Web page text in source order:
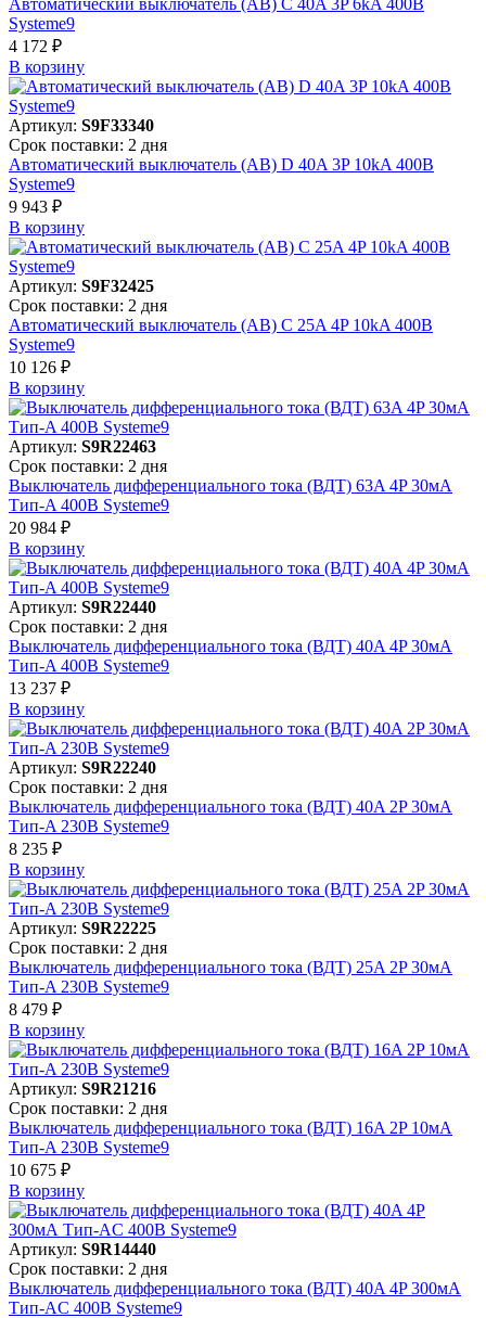
Systeme9
4 172 ₽
В корзинy
Артикул: S9F33340
Срок поставки: 2 дня
Автоматический выключатель (АВ) D 40A 3P 10kA 400В
Systeme9
9 943 ₽
В корзинy
Артикул: S9F32425
Срок поставки: 2 дня
Автоматический выключатель (АВ) C 25A 4P 10kA 400В
Systeme9
10 126 ₽
В корзинy
Артикул: S9R22463
Срок поставки: 2 дня
Выключатель дифференциального тока (ВДТ) 63A 4P 30мА
Тип-A 400В Systeme9
20 984 ₽
В корзинy
Артикул: S9R22440
Срок поставки: 2 дня
Выключатель дифференциального тока (ВДТ) 40A 4P 30мА
Тип-A 400В Systeme9
13 237 ₽
В корзинy
Артикул: S9R22240
Срок поставки: 2 дня
Выключатель дифференциального тока (ВДТ) 40A 2P 30мА
Тип-A 230В Systeme9
8 235 ₽
В корзинy
Артикул: S9R22225
Срок поставки: 2 дня
Выключатель дифференциального тока (ВДТ) 25A 2P 30мА
Тип-A 230В Systeme9
8 479 ₽
В корзинy
Артикул: S9R21216
Срок поставки: 2 дня
Выключатель дифференциального тока (ВДТ) 16A 2P 10мА
Тип-A 230В Systeme9
10 675 ₽
В корзинy
Артикул: S9R14440
Срок поставки: 2 дня
Выключатель дифференциального тока (ВДТ) 40A 4P 300мА
Тип-AC 400В Systeme9